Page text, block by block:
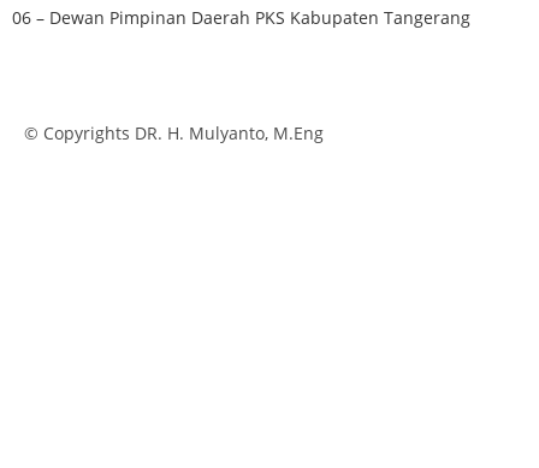
06 – Dewan Pimpinan Daerah PKS Kabupaten Tangerang
© Copyrights DR. H. Mulyanto, M.Eng